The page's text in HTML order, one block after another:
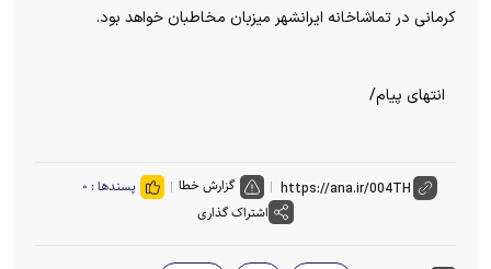
کرمانی در تماشاخانه ایرانشهر میزبان مخاطبان خواهد بود.
انتهای پیام/
گزارش خطا پسندها : ۰
اشتراک گذاری